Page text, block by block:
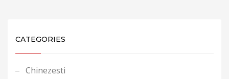
CATEGORIES
Chinezesti